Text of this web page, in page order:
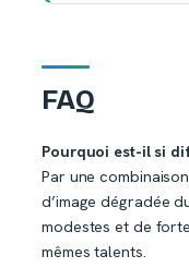
FAQ
Pourquoi est-il si
Par une
d’image dégradée
modestes et de
mêmes talents.